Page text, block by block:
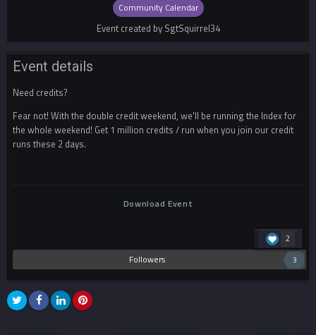
Community Calendar
Event created by SgtSquirrel34
Event details
Need credits?
Fear not! With the double credit weekend, we'll be running the Index for
the whole weekend! Get 1 million credits / run when you join our credit
runs these 2 days.
2
Download Event
Followers 3